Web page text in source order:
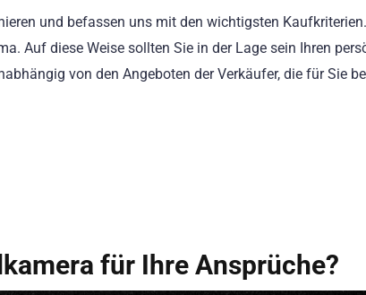
und befassen uns mit den wichtigsten
Auf diese Weise sollten Sie in der Lage sein Ihren
von den Angeboten der Verkäufer, die für Sie
für Ihre Ansprüche?